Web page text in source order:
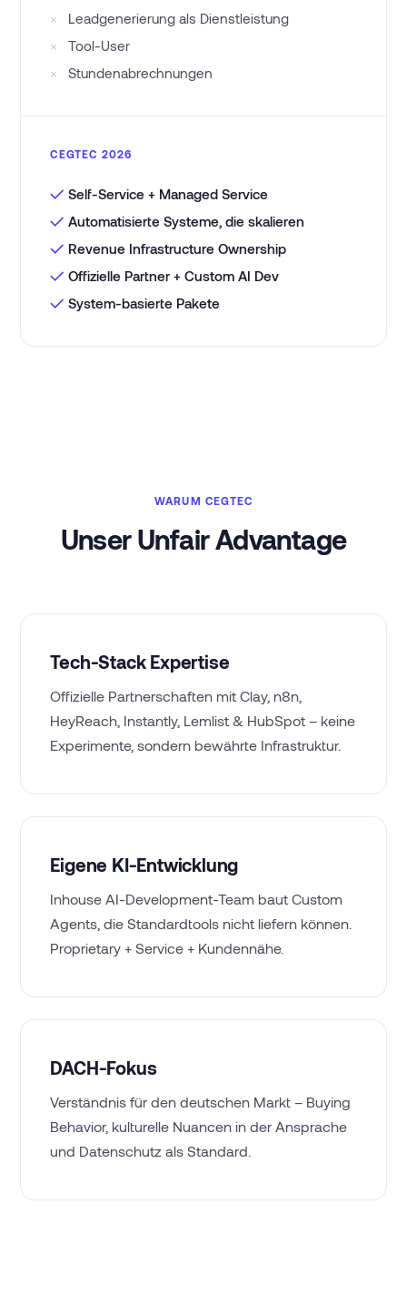
×
Leadgenerierung als Dienstleistung
×
Tool-User
×
Stundenabrechnungen
CEGTEC 2026
✓ Self-Service + Managed Service
✓ Automatisierte Systeme, die skalieren
✓ Revenue Infrastructure Ownership
✓ Offizielle Partner + Custom AI Dev
✓ System-basierte Pakete
WARUM CEGTEC
Unser Unfair Advantage
Tech-Stack Expertise
Offizielle Partnerschaften mit Clay, n8n,
HeyReach, Instantly, Lemlist & HubSpot – keine
Experimente, sondern bewährte Infrastruktur.
Eigene KI-Entwicklung
Inhouse AI-Development-Team baut Custom
Agents, die Standardtools nicht liefern können.
Proprietary + Service + Kundennähe.
DACH-Fokus
Verständnis für den deutschen Markt – Buying
Behavior, kulturelle Nuancen in der Ansprache
und Datenschutz als Standard.